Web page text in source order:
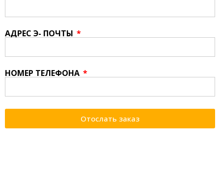
AДРЕС Э- ПОЧТЫ
НОМЕР ТЕЛЕФОНА
Отослать заказ